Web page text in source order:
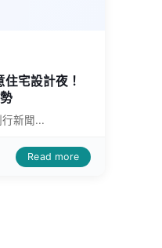
宅設計夜！
新聞...
Read more